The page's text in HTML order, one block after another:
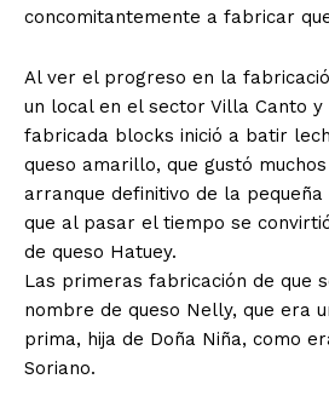
concomitantemente a fabricar
Al ver el progreso en la
un local en el sector Villa Canto
fabricada blocks inició a batir
queso amarillo, que gustó
arranque definitivo de la
que al pasar el tiempo se
de queso Hatuey.
Las primeras fabricación de que
nombre de queso Nelly, que era
prima, hija de Doña Niña, como
Soriano.